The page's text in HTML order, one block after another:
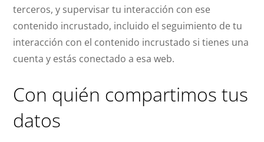
terceros, y supervisar tu interacción con ese
contenido incrustado, incluido el seguimiento de tu
interacción con el contenido incrustado si tienes una
cuenta y estás conectado a esa web.
Con quién compartimos tus
datos